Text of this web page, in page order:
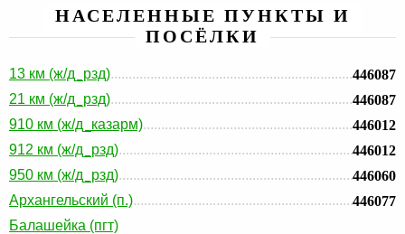
НАСЕЛЕННЫЕ ПУНКТЫ И
ПОСЁЛКИ
13 км (ж/д_рзд)
446087
21 км (ж/д_рзд)
446087
910 км (ж/д_казарм)
446012
912 км (ж/д_рзд)
446012
950 км (ж/д_рзд)
446060
Архангельский (п.)
446077
Балашейка (пгт)